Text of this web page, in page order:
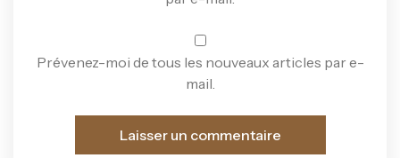
Prévenez-moi de tous les nouveaux articles par e-
mail.